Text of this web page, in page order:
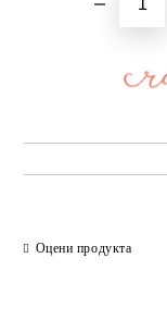
Оцени продукта